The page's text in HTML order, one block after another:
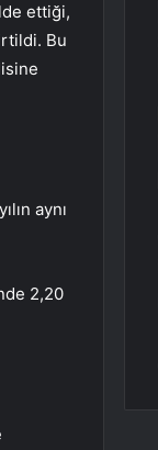
ettiği,
Bu
aynı
2,20